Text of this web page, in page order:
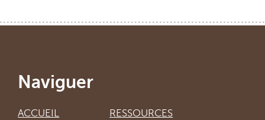
Naviguer
ACCUEIL
RESSOURCES